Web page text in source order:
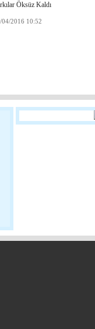
Öksüz Kaldı
04/2016 10:52